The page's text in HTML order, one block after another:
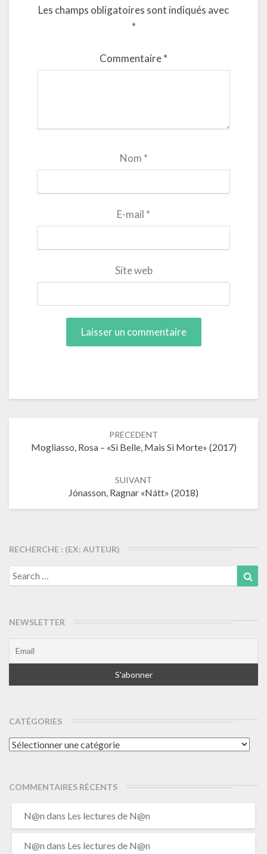
Les champs obligatoires sont indiqués avec
*
Commentaire*
Nom *
E-mail *
Site web
PRECEDENT
Mogliasso, Rosa – «Si Belle, Mais Si Morte» (2017)
SUIVANT
Jónasson, Ragnar «Nátt» (2018)
RECHERCHE : (EX: AUTEUR)
Search
for:
NEWSLETTER
CATÉGORIES
Catégories
COMMENTAIRES RÉCENTS
N@n dans Les lectures de N@n
N@n dans Les lectures de N@n